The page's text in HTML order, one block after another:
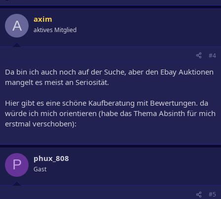
A axim
aktives Mitglied
#4
Da bin ich auch noch auf der Suche, aber den Ebay Auktionen
mangelt es meist an Seriosität.
Hier gibt es eine schöne Kaufberatung mit Bewertungen. da
würde ich mich orientieren (habe das Thema Absinth für mich
erstmal verschoben):
P phux_808
Gast
#5